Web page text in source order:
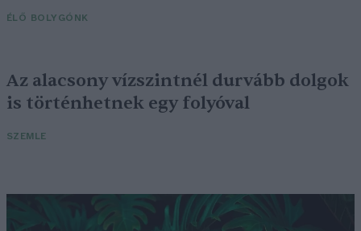
ÉLŐ BOLYGÓNK
Az alacsony vízszintnél durvább dolgok
is történhetnek egy folyóval
SZEMLE